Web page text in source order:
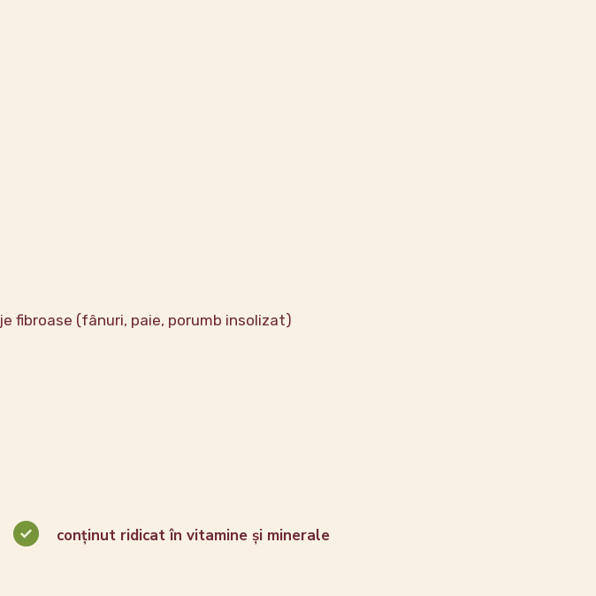
fibroase (fânuri, paie, porumb insolizat)
conținut ridicat în vitamine și minerale